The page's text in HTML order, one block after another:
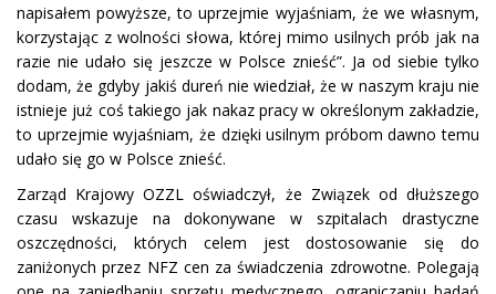
napisałem powyższe, to uprzejmie wyjaśniam, że we własnym,
korzystając z wolności słowa, której mimo usilnych prób jak na
razie nie udało się jeszcze w Polsce znieść”. Ja od siebie tylko
dodam, że gdyby jakiś dureń nie wiedział, że w naszym kraju nie
istnieje już coś takiego jak nakaz pracy w określonym zakładzie,
to uprzejmie wyjaśniam, że dzięki usilnym próbom dawno temu
udało się go w Polsce znieść.
Zarząd Krajowy OZZL oświadczył, że Związek od dłuższego
czasu wskazuje na dokonywane w szpitalach drastyczne
oszczędności, których celem jest dostosowanie się do
zaniżonych przez NFZ cen za świadczenia zdrowotne. Polegają